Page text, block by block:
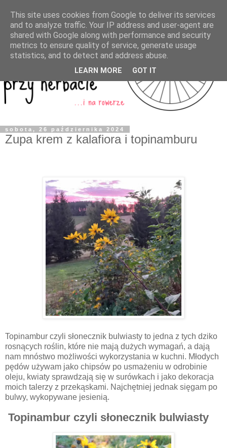
sobota, 26 października 2024
Zupa krem z kalafiora i topinamburu
Topinambur czyli słonecznik bulwiasty to jedna z tych dziko
rosnących roślin, które nie mają dużych wymagań, a dają
nam mnóstwo możliwości wykorzystania w kuchni. Młodych
pędów używam jako chipsów po usmażeniu w odrobinie
oleju, kwiaty sprawdzają się w surówkach i jako dekoracja
moich talerzy z przekąskami. Najchętniej jednak sięgam po
bulwy, wykopywane jesienią.
Topinambur czyli słonecznik bulwiasty
This site uses cookies from Google to deliver its services
and to analyze traffic. Your IP address and user-agent are
shared with Google along with performance and security
metrics to ensure quality of service, generate usage
statistics, and to detect and address abuse.
LEARN MORE GOT IT